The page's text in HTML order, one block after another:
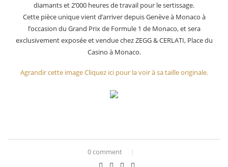
diamants et 2’000 heures de travail pour le sertissage.
Cette pièce unique vient d’arriver depuis Genève à Monaco à
l’occasion du Grand Prix de Formule 1 de Monaco, et sera
exclusivement exposée et vendue chez ZEGG & CERLATI, Place du
Casino à Monaco.
Agrandir cette imageCliquez ici pour la voir à sa taille originale.
0 comment